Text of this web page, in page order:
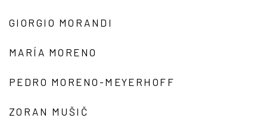
GIORGIO MORANDI
MARÍA MORENO
PEDRO MORENO-MEYERHOFF
ZORAN MUŠIČ